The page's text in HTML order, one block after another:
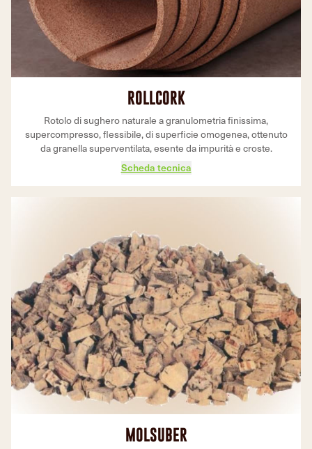
ROLLCORK
Rotolo di sughero naturale a granulometria finissima,
supercompresso, flessibile, di superficie omogenea, ottenuto
da granella superventilata, esente da impurità e croste.
Scheda tecnica
MOLSUBER